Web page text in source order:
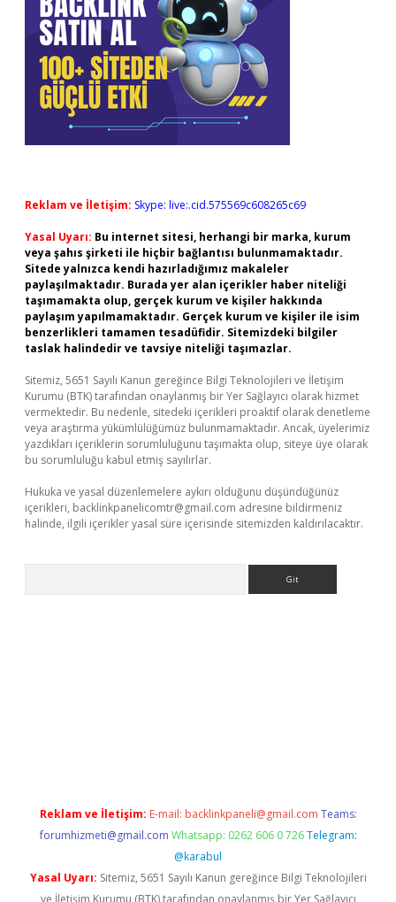
Reklam ve İletişim: Skype: live:.cid.575569c608265c69
Yasal Uyarı: Bu internet sitesi, herhangi bir marka, kurum
veya şahıs şirketi ile hiçbir bağlantısı bulunmamaktadır.
Sitede yalnızca kendi hazırladığımız makaleler
paylaşılmaktadır. Burada yer alan içerikler haber niteliği
taşımamakta olup, gerçek kurum ve kişiler hakkında
paylaşım yapılmamaktadır. Gerçek kurum ve kişiler ile isim
benzerlikleri tamamen tesadüfidir. Sitemizdeki bilgiler
taslak halindedir ve tavsiye niteliği taşımazlar.
Sitemiz, 5651 Sayılı Kanun gereğince Bilgi Teknolojileri ve İletişim
Kurumu (BTK) tarafından onaylanmış bir Yer Sağlayıcı olarak hizmet
vermektedir. Bu nedenle, sitedeki içerikleri proaktif olarak denetleme
veya araştırma yükümlülüğümüz bulunmamaktadır. Ancak, üyelerimiz
yazdıkları içeriklerin sorumluluğunu taşımakta olup, siteye üye olarak
bu sorumluluğu kabul etmiş sayılırlar.
Hukuka ve yasal düzenlemelere aykırı olduğunu düşündüğünüz
içerikleri, backlinkpanelicomtr@gmail.com adresine bildirmeniz
halinde, ilgili içerikler yasal süre içerisinde sitemizden kaldırılacaktır.
Reklam ve İletişim: E-mail: backlinkpaneli@gmail.com Teams:
forumhizmeti@gmail.com Whatsapp: 0262 606 0 726 Telegram:
@karabul
Yasal Uyarı: Sitemiz, 5651 Sayılı Kanun gereğince Bilgi Teknolojileri
ve İletişim Kurumu (BTK) tarafından onaylanmış bir Yer Sağlayıcı